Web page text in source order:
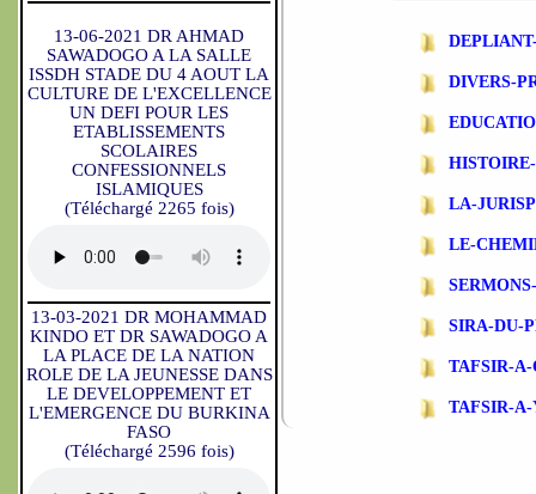
13-06-2021 DR AHMAD
SAWADOGO A LA SALLE
ISSDH STADE DU 4 AOUT LA
CULTURE DE L'EXCELLENCE
UN DEFI POUR LES
ETABLISSEMENTS
SCOLAIRES
CONFESSIONNELS
ISLAMIQUES
(Téléchargé 2265 fois)
13-03-2021 DR MOHAMMAD
KINDO ET DR SAWADOGO A
LA PLACE DE LA NATION
ROLE DE LA JEUNESSE DANS
LE DEVELOPPEMENT ET
L'EMERGENCE DU BURKINA
FASO
(Téléchargé 2596 fois)
DIVERS-
LA-
LE-
SIRA-DU-
TAFSIR-
TAFSIR-